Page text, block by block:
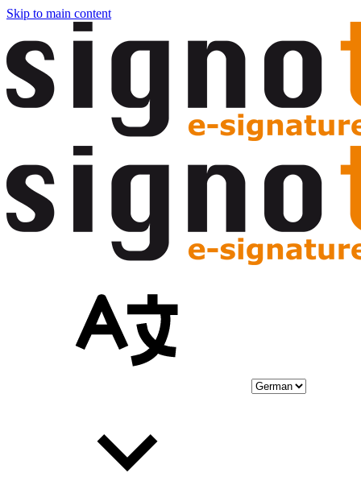
Skip to main content